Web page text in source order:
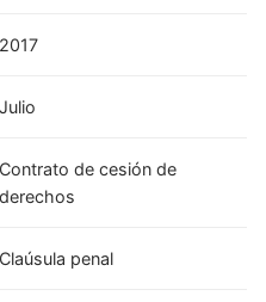
2017
Julio
Contrato de cesión de
derechos
Claúsula penal